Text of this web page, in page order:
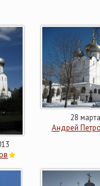
28
Андрей